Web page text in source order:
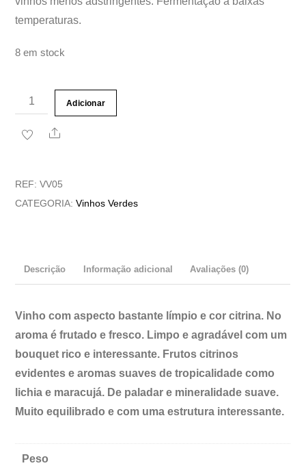
temperaturas.
8 em stock
Quantidade
de
Vinho
Adicionar
Share
REF:VV05
CATEGORIA:Vinhos Verdes
Descrição Informação adicional Avaliações (0)
Vinho com aspecto bastante límpio e cor citrina. No
aroma é frutado e fresco. Limpo e agradável com um
bouquet rico e interessante. Frutos citrinos
evidentes e aromas suaves de tropicalidade como
lichia e maracujá. De paladar e mineralidade suave.
Muito equilibrado e com uma estrutura interessante.
Peso